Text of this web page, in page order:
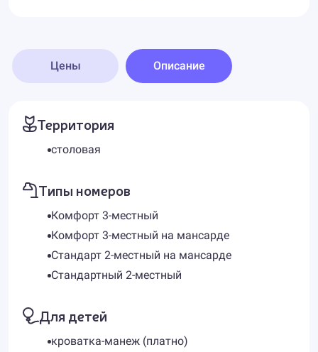
Цены Описание
Территория
столовая
Типы номеров
Комфорт 3-местный
Комфорт 3-местный на мансарде
Стандарт 2-местный на мансарде
Стандартный 2-местный
Для детей
кроватка-манеж (платно)